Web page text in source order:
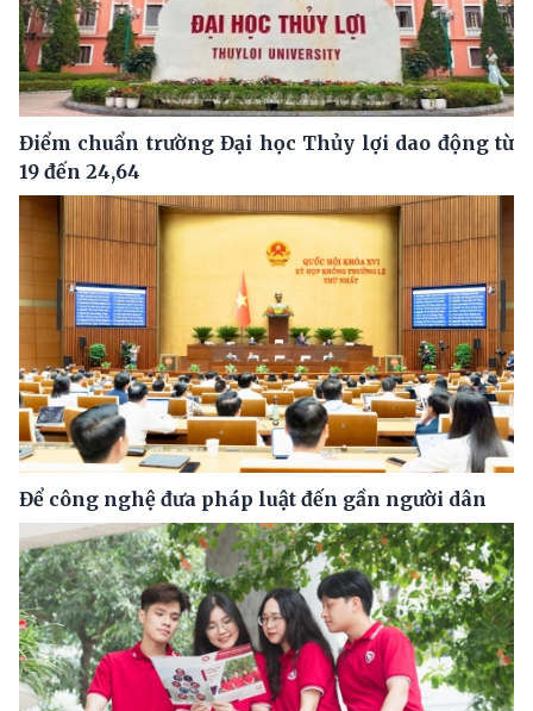
Điểm chuẩn trường Đại học Thủy lợi dao động từ
19 đến 24,64
Để công nghệ đưa pháp luật đến gần người dân